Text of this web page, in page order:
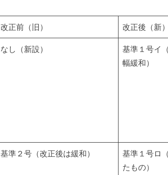
改正前（旧） 改正後（新）
なし（新設）
基準１号イ
幅緩和）
基準２号（改正後は緩和）
基準１号ロ
たもの）